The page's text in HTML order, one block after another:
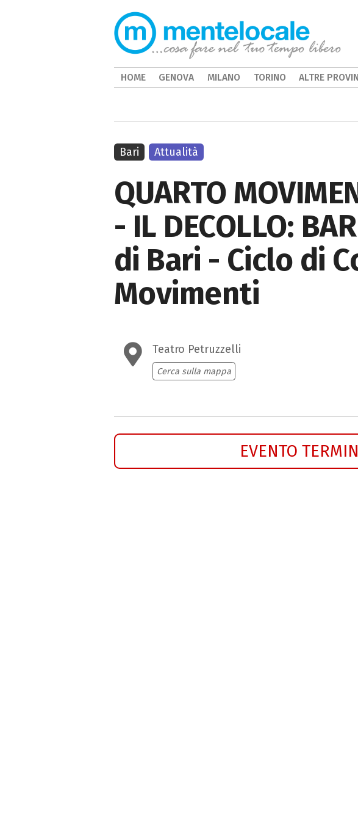
QUARTO
- IL DECOLLO:
di Bari - Ciclo di
Movimenti
Teatro Petruzzelli
Cerca sulla mappa
EVENTO
Bari Attualità
HOME GENOVA MILANO TORINO ALTRE